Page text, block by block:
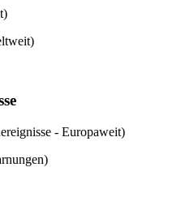
- Europaweit)